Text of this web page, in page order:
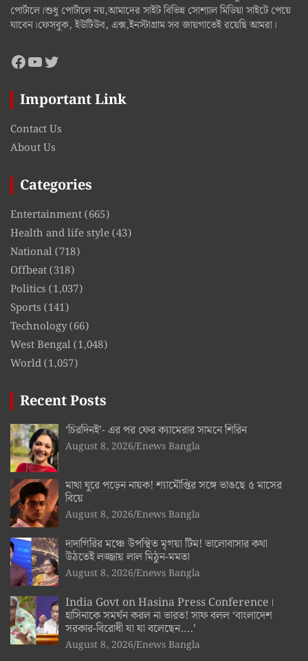
পোর্টালে।শুধু পোর্টালে নয়,আমাদের সাইট বিভিন্ন সোশ্যাল মিডিয়া সাইটে পেয়ে
যাবেন।ফেসবুক, ইউটিউব, এক্স,ইনস্টাগ্রাম সব জায়গাতেই রয়েছি আমরা।
Facebook
YouTube
Twitter
Important Link
Contact Us
About Us
Categories
Entertainment(665)
Health and life style(43)
National(718)
Offbeat(318)
Politics (1,037)
Sports (141)
Technology(66)
West Bengal(1,048)
World(1,057)
Recent Posts
‘চিরদিনই’- এর পর ফের ক্যামেরার সামনে শিরিন
August 8, 2026 Enews Bangla
মাথা ঘুরে পড়েন নায়ক! শ্যামৌপ্তির সঙ্গে ভাঙছে ৫ মাসের
বিয়ে
August 8, 2026 Enews Bangla
দাদাগিরির মঞ্চে উপস্থিত মৃগয়া টিম! ভালোবাসার কথা
উঠতেই লজ্জায় লাল মিঠুন-মমতা
August 8, 2026 Enews Bangla
India Govt on Hasina Press Conference।
হাসিনাকে সমর্থন করল না ভারত! সাফ বলল ‘বাংলাদেশ
সরকার-বিরোধী যা যা বলেছেন….’
August 8, 2026 Enews Bangla